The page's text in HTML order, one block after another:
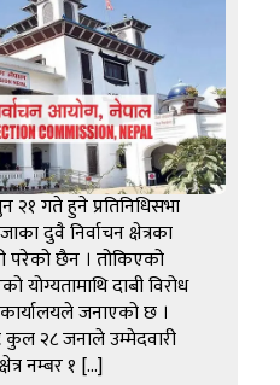
२१ गते हुने प्रतिनिधिसभा
दुवै निर्वाचन क्षेत्रका
परेको छैन । तोकिएको
योग्यतामाथि दाबी विरोध
जनाएको छ ।
कुल २८ जनाले उम्मेदवारी
नम्बर १ […]